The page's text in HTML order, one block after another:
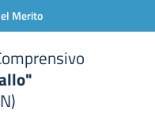
Merito